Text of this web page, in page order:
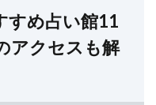
すめ占い館11
アクセスも解